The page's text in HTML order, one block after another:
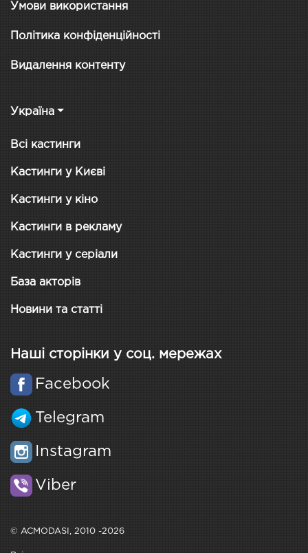
Умови використання
Політика конфіденційності
Видалення контенту
Україна
Всі кастинги
Кастинги у Києві
Кастинги у кіно
Кастинги в рекламу
Кастинги у серіали
База акторів
Новини та статті
Наші сторінки у соц. мережах
Facebook
Telegram
Instagram
Viber
© ACMODASI, 2010 -2026